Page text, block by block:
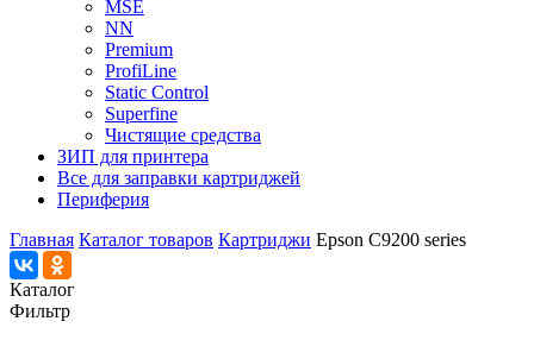
MSE
NN
Premium
ProfiLine
Static Control
Superfine
Чистящие средства
ЗИП для принтера
Все для заправки картриджей
Периферия
Главная Каталог товаров Картриджи Epson C9200 series
Каталог
Фильтр